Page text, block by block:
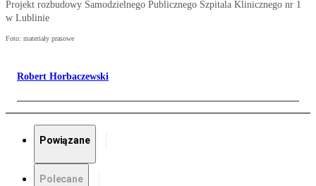
Projekt rozbudowy Samodzielnego Publicznego Szpitala Klinicznego nr 1
w Lublinie
Foto: materiały prasowe
Robert Horbaczewski
Powiązane
Polecane